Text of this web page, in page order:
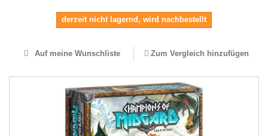
derzeit nicht lagernd, wird nachbestellt
Auf meine Wunschliste Zum Vergleich hinzufügen